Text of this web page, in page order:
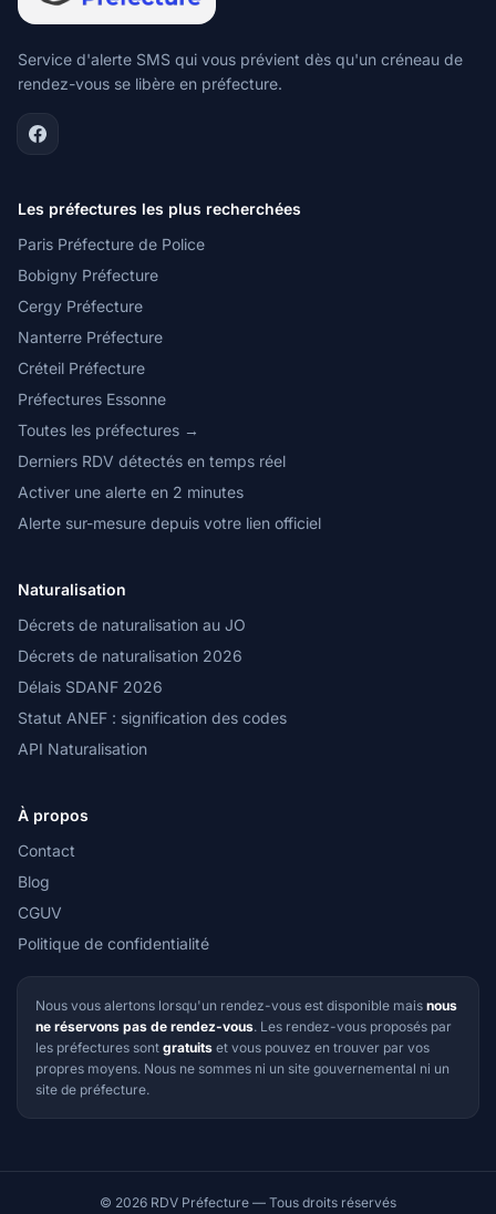
Service d'alerte SMS qui vous prévient dès qu'un créneau de
rendez-vous se libère en préfecture.
Les préfectures les plus recherchées
Paris Préfecture de Police
Bobigny Préfecture
Cergy Préfecture
Nanterre Préfecture
Créteil Préfecture
Préfectures Essonne
Toutes les préfectures →
Derniers RDV détectés en temps réel
Activer une alerte en 2 minutes
Alerte sur-mesure depuis votre lien officiel
Naturalisation
Décrets de naturalisation au JO
Décrets de naturalisation 2026
Délais SDANF 2026
Statut ANEF : signification des codes
API Naturalisation
À propos
Contact
Blog
CGUV
Politique de confidentialité
Nous vous alertons lorsqu'un rendez-vous est disponible mais nous
ne réservons pas de rendez-vous. Les rendez-vous proposés par
les préfectures sont gratuits et vous pouvez en trouver par vos
propres moyens. Nous ne sommes ni un site gouvernemental ni un
site de préfecture.
© 2026 RDV Préfecture — Tous droits réservés